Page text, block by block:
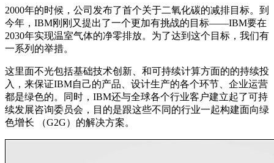
2000年的时候，公司发布了首个关于二氧化碳的减排目标。到
今年，IBM刚刚又提出了一个更加有挑战的目标——IBM要在
2030年实现温室气体的净零排放。为了达到这个目标，我们有
一系列的举措。
这里面不光包括基础技术创新、和可持续计算方面的的持续投
入，来保证IBM自己的产品、设计生产的各个环节、企业运营
都是绿色的。同时，IBM还与全球各个行业客户建立起了可持
续发展咨询委员会，目的是跟这些不同的行业一起构建面向绿
色增长 （G2G）的解决方案。